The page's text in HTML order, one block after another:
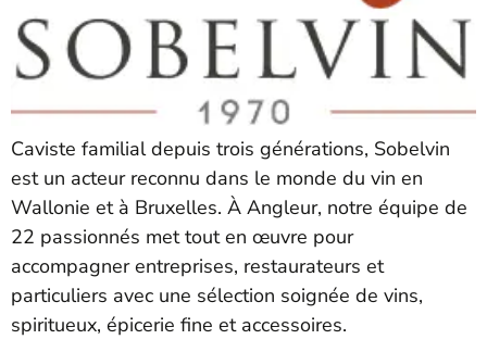
Caviste familial depuis trois générations, Sobelvin
est un acteur reconnu dans le monde du vin en
Wallonie et à Bruxelles. À Angleur, notre équipe de
22 passionnés met tout en œuvre pour
accompagner entreprises, restaurateurs et
particuliers avec une sélection soignée de vins,
spiritueux, épicerie fine et accessoires.